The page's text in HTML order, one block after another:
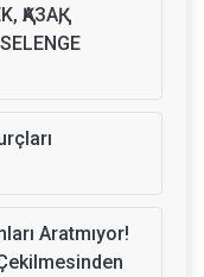
ҚАЗАҚ,
Aratmıyor!